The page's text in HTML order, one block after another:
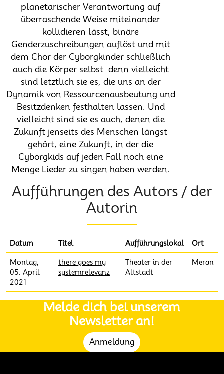
planetarischer Verantwortung auf
überraschende Weise miteinander
kollidieren lässt, binäre
Genderzuschreibungen auflöst und mit
dem Chor der Cyborgkinder schließlich
auch die Körper selbst  denn vielleicht
sind letztlich sie es, die uns an der
Dynamik von Ressourcenausbeutung und
Besitzdenken festhalten lassen. Und
vielleicht sind sie es auch, denen die
Zukunft jenseits des Menschen längst
gehört, eine Zukunft, in der die
Cyborgkids auf jeden Fall noch eine
Menge Lieder zu singen haben werden.
Aufführungen des Autors / der
Autorin
Datum Titel Aufführungslokal Ort
Montag,
05. April
2021
there goes my
systemrelevanz
Theater in der
Altstadt
Meran
Melde dich bei unserem
Newsletter an!
Anmeldung